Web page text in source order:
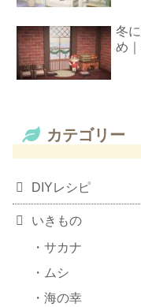
冬
め
カテゴリー
DIYレシピ
いきもの
サカナ
ムシ
海の幸